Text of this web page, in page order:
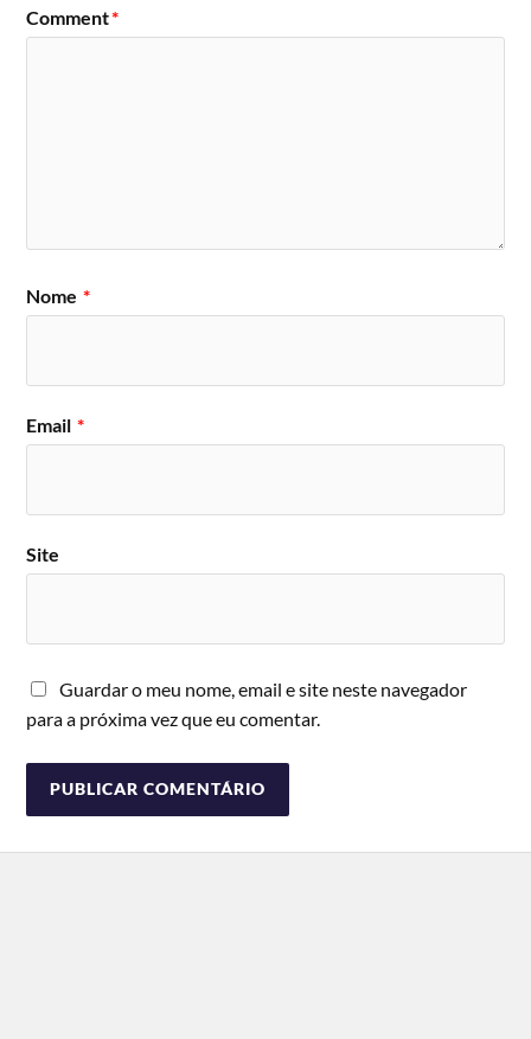
Comment*
Nome *
Email *
Site
Guardar o meu nome, email e site neste navegador
para a próxima vez que eu comentar.